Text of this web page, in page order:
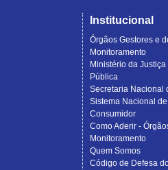
Institucional
Órgãos Gestores e
Monitoramento
Ministério da
Pública
Secretaria Nacional
Sistema Nacional
Consumidor
Como Aderir -
Monitoramento
Quem Somos
Código de Defesa